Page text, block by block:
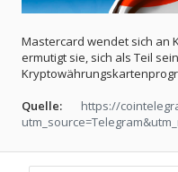
Mastercard wendet sich an
ermutigt sie, sich als Teil
Quelle:
https://